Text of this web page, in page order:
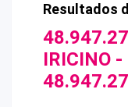
Resultados
IRICINO -